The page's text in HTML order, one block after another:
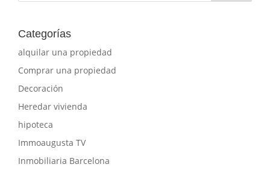
Categorías
alquilar una propiedad
Comprar una propiedad
Decoración
Heredar vivienda
hipoteca
Immoaugusta TV
Inmobiliaria Barcelona